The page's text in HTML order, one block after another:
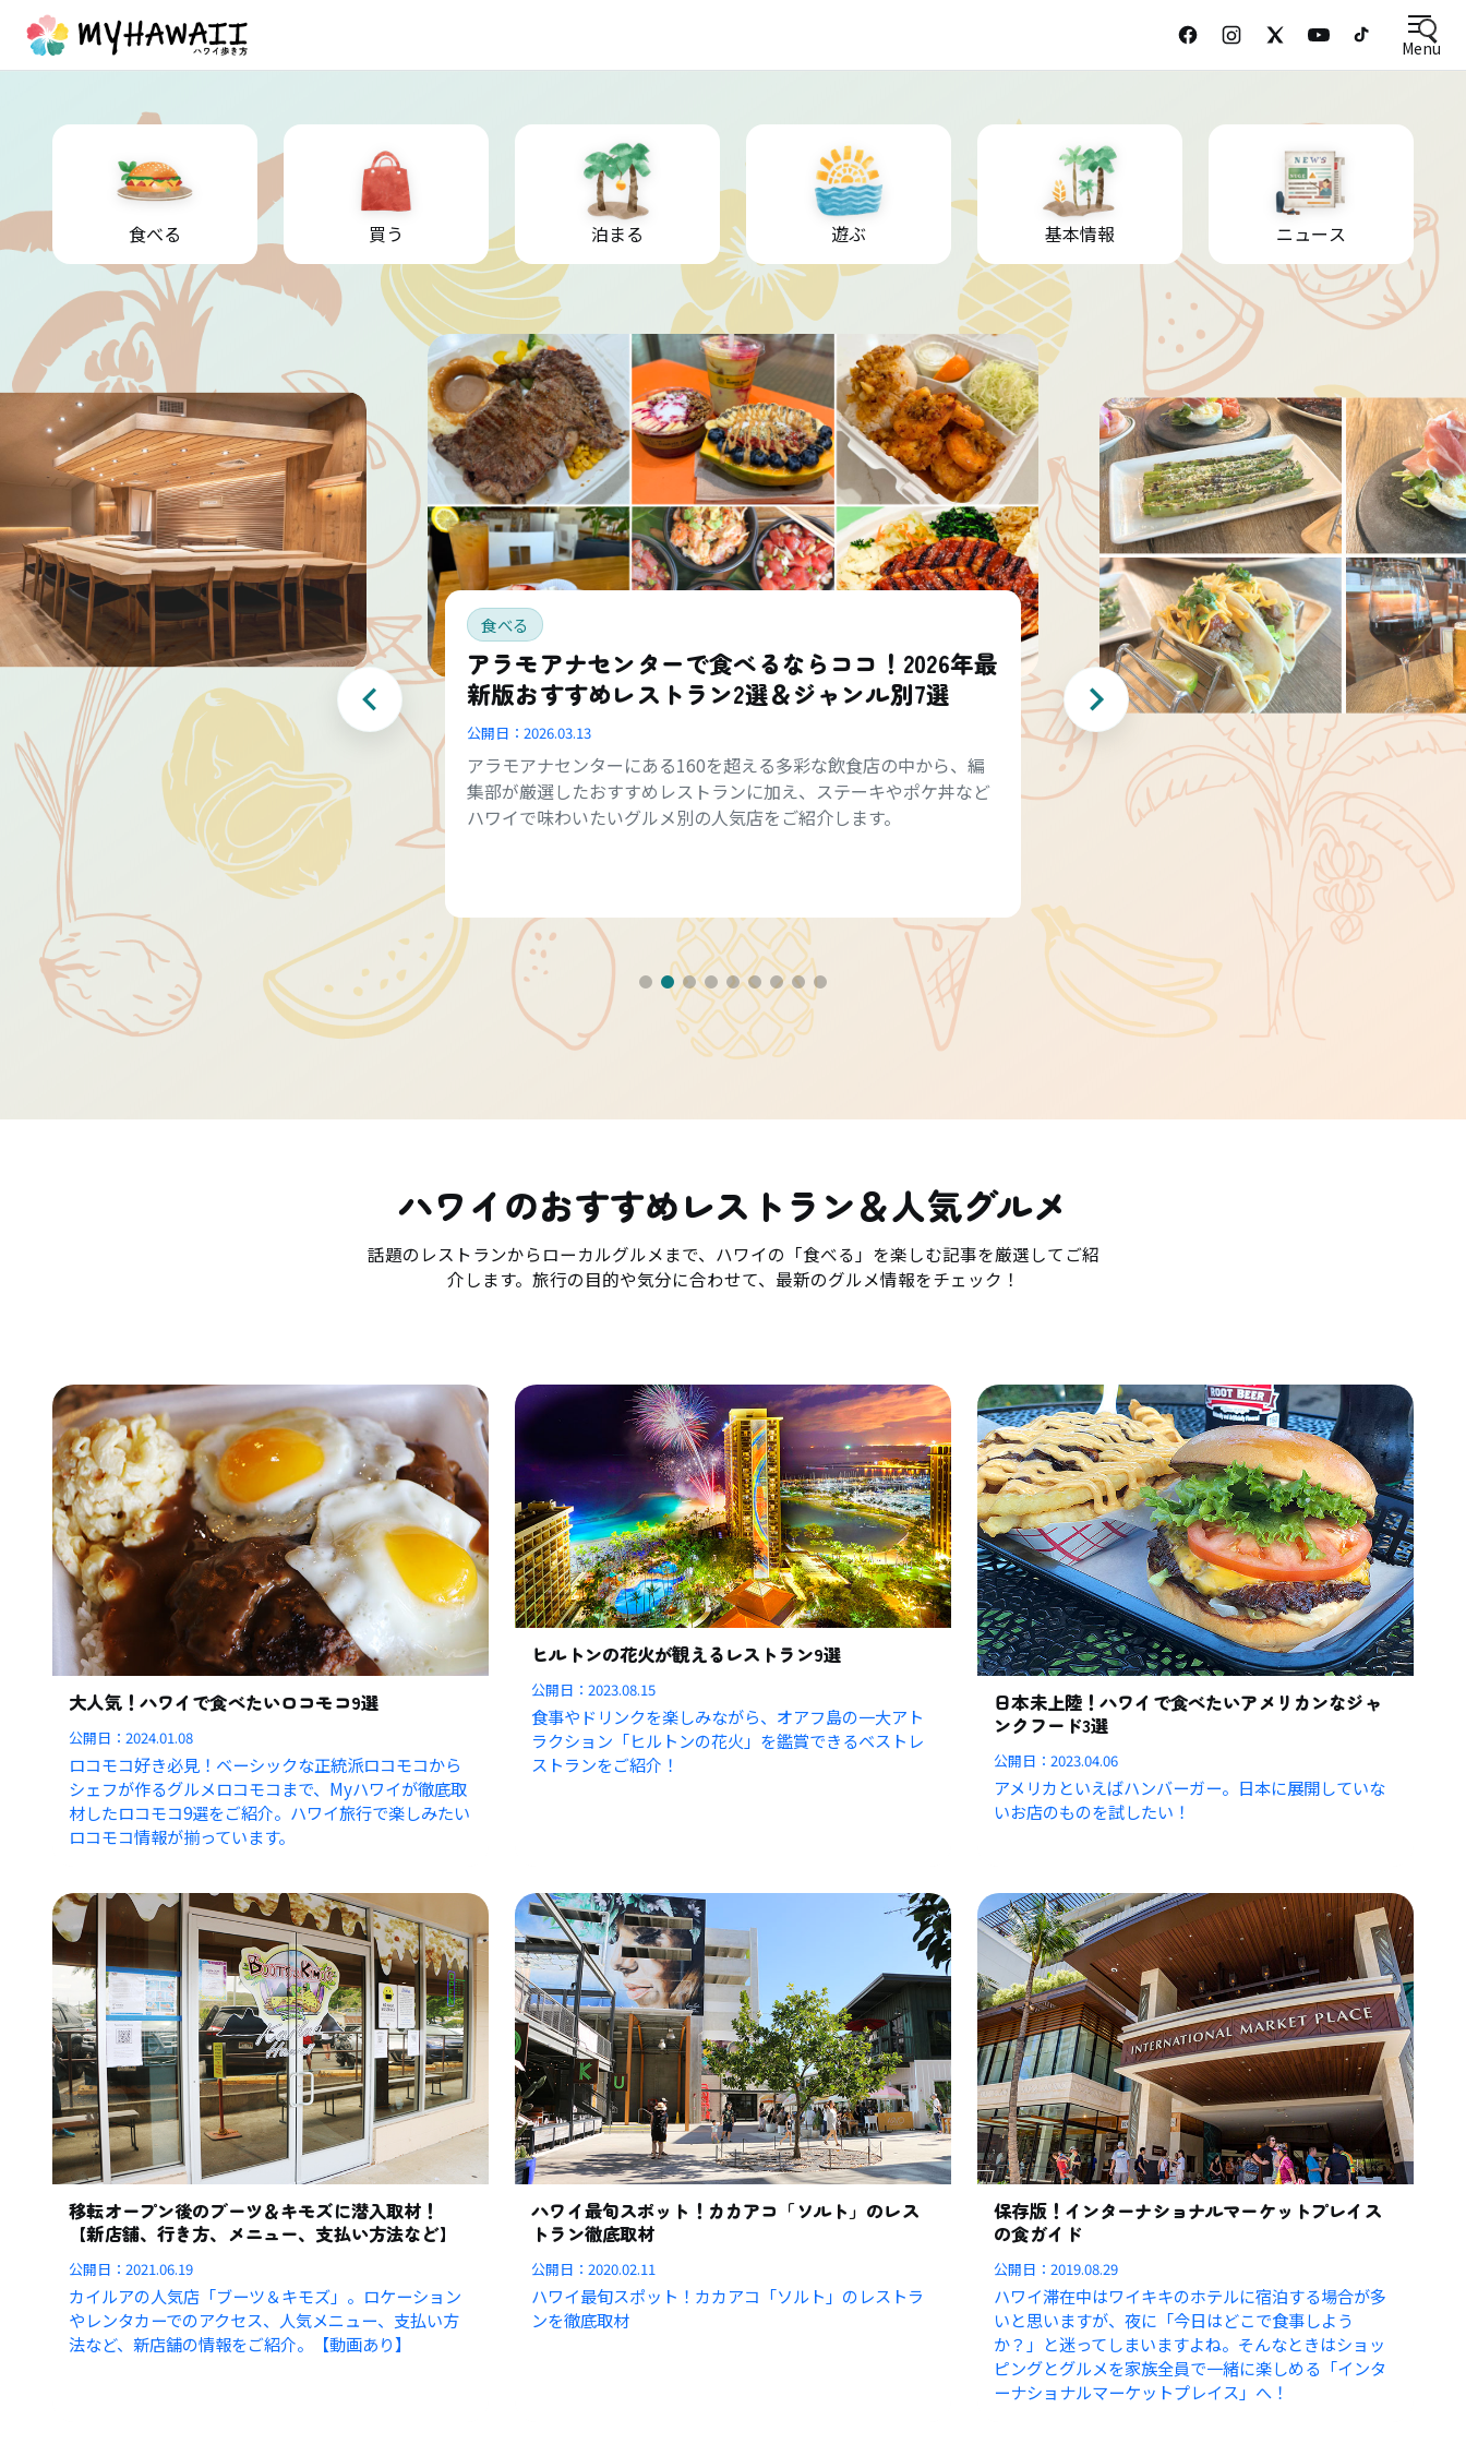
Menu
食べる 買う 泊まる 遊ぶ 基本情報 ニュース
食べる
アラモアナセンターで食べるならココ！2026年最
新版おすすめレストラン2選＆ジャンル別7選
公開日： 2026.03.13
アラモアナセンターにある160を超える多彩な飲食店の中から、編
集部が厳選したおすすめレストランに加え、ステーキやポケ丼など
ハワイで味わいたいグルメ別の人気店をご紹介します。
ハワイのおすすめレストラン＆人気グルメ
話題のレストランからローカルグルメまで、ハワイの「食べる」を楽しむ記事を厳選してご紹
介します。旅行の目的や気分に合わせて、最新のグルメ情報をチェック！
大人気！ハワイで食べたいロコモコ9選
公開日：2024.01.08
ロコモコ好き必見！ベーシックな正統派ロコモコから
シェフが作るグルメロコモコまで、Myハワイが徹底取
材したロコモコ9選をご紹介。ハワイ旅行で楽しみたい
ロコモコ情報が揃っています。
ヒルトンの花火が観えるレストラン9選
公開日：2023.08.15
食事やドリンクを楽しみながら、オアフ島の一大アト
ラクション「ヒルトンの花火」を鑑賞できるベストレ
ストランをご紹介！
日本未上陸！ハワイで食べたいアメリカンなジャ
ンクフード3選
公開日：2023.04.06
アメリカといえばハンバーガー。日本に展開していな
いお店のものを試したい！
移転オープン後のブーツ＆キモズに潜入取材！
【新店舗、行き方、メニュー、支払い方法など】
公開日：2021.06.19
カイルアの人気店「ブーツ＆キモズ」。ロケーション
やレンタカーでのアクセス、人気メニュー、支払い方
法など、新店舗の情報をご紹介。【動画あり】
ハワイ最旬スポット！カカアコ「ソルト」のレス
トラン徹底取材
公開日：2020.02.11
ハワイ最旬スポット！カカアコ「ソルト」のレストラ
ンを徹底取材
保存版！インターナショナルマーケットプレイス
の食ガイド
公開日：2019.08.29
ハワイ滞在中はワイキキのホテルに宿泊する場合が多
いと思いますが、夜に「今日はどこで食事しよう
か？」と迷ってしまいますよね。そんなときはショッ
ピングとグルメを家族全員で一緒に楽しめる「インタ
ーナショナルマーケットプレイス」へ！